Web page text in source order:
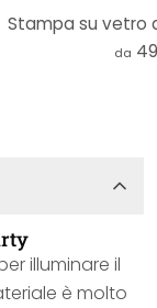
Stampa su vetro
da
illuminare il
è molto